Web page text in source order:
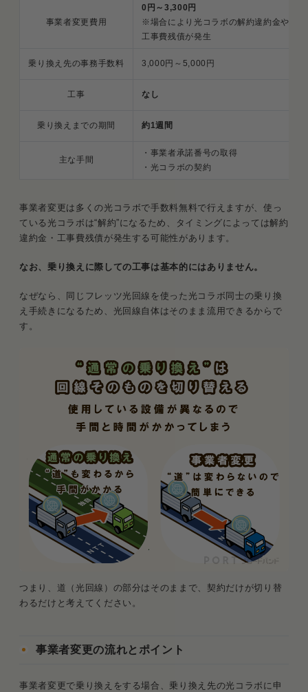
事業者変更費用
0円～3,300円
※場合により光コラボの解約違約金や
工事費残債が発生
乗り換え先の事務手数料 3,000円～5,000円
工事 なし
乗り換えまでの期間 約1週間
主な手間
・事業者承諾番号の取得
・光コラボの契約
事業者変更は多くの光コラボで手数料無料で行えますが、使っ
ている光コラボは“解約”になるため、タイミングによっては解約
違約金・工事費残債が発生する可能性があります。
なお、乗り換えに際しての工事は基本的にはありません。
なぜなら、同じフレッツ光回線を使った光コラボ同士の乗り換
え手続きになるため、光回線自体はそのまま流用できるからで
す。
つまり、道（光回線）の部分はそのままで、契約だけが切り替
わるだけと考えてください。
事業者変更の流れとポイント
事業者変更で乗り換えをする場合、乗り換え先の光コラボに申